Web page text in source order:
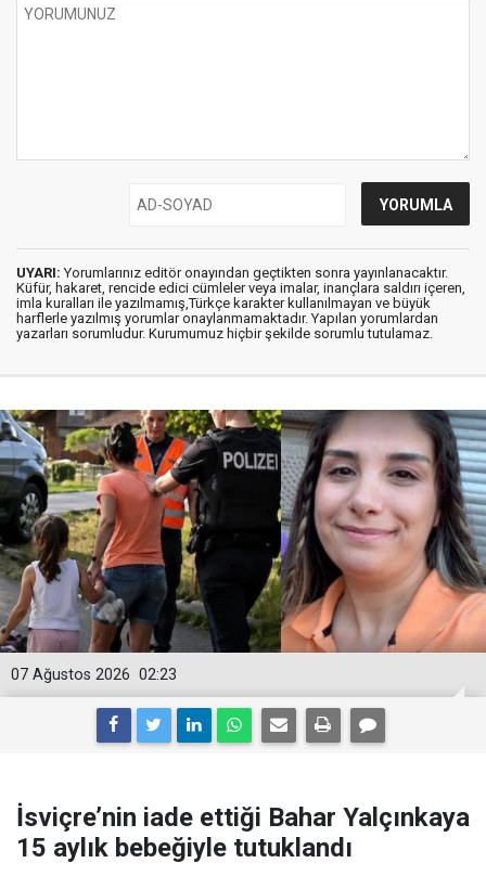
UYARI: Yorumlarınız editör onayından geçtikten sonra yayınlanacaktır.
Küfür, hakaret, rencide edici cümleler veya imalar, inançlara saldırı içeren,
imla kuralları ile yazılmamış,Türkçe karakter kullanılmayan ve büyük
harflerle yazılmış yorumlar onaylanmamaktadır. Yapılan yorumlardan
yazarları sorumludur. Kurumumuz hiçbir şekilde sorumlu tutulamaz.
02:23
07 Ağustos 2026
İsviçre’nin iade ettiği Bahar Yalçınkaya
15 aylık bebeğiyle tutuklandı